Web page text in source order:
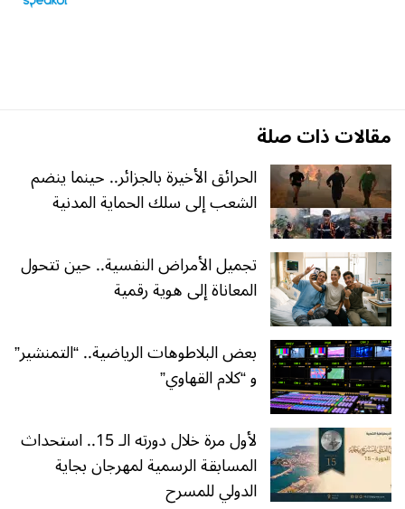
مقالات ذات صلة
الحرائق الأخيرة بالجزائر.. حينما ينضم
الشعب إلى سلك الحماية المدنية
تجميل الأمراض النفسية.. حين تتحول
المعاناة إلى هوية رقمية
بعض البلاطوهات الرياضية.. “التمنشير”
و “كلام القهاوي”
لأول مرة خلال دورته الـ 15.. استحداث
المسابقة الرسمية لمهرجان بجاية
الدولي للمسرح